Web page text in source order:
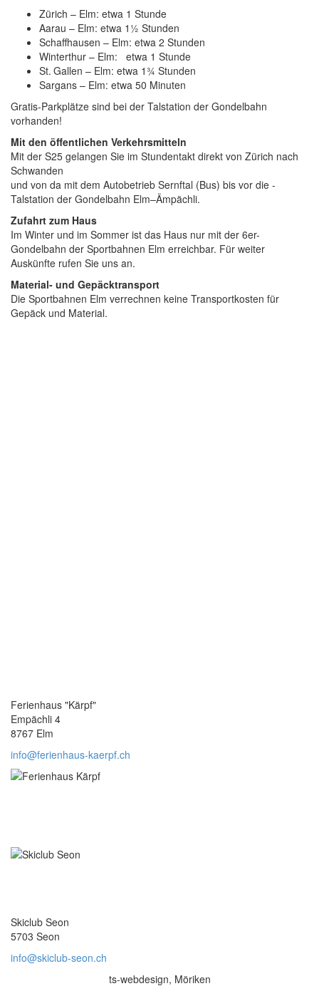
Zürich – Elm: etwa 1 Stunde
Aarau – Elm: etwa 1½ Stunden
Schaffhausen – Elm: etwa 2 Stunden
Winterthur – Elm: etwa 1 Stunde
St. Gallen – Elm: etwa 1¾ Stunden
Sargans – Elm: etwa 50 Minuten
Gratis-Parkplätze sind bei der Talstation der Gondelbahn
vorhanden!
Mit den öffentlichen Verkehrsmitteln
Mit der S25 gelangen Sie im Stundentakt direkt von Zürich nach
Schwanden
und von da mit dem Autobetrieb Sernftal (Bus) bis vor die ­
Talstation der Gondelbahn Elm–Ämpächli.
Zufahrt zum Haus
Im Winter und im Sommer ist das Haus nur mit der 6er-
Gondelbahn der Sportbahnen Elm erreichbar. Für weiter
Auskünfte rufen Sie uns an.
Material- und Gepäcktransport
Die Sportbahnen Elm verrechnen keine Transportkosten für
Gepäck und Material.
Ferienhaus "Kärpf"
Empächli 4
8767 Elm
info@ferienhaus-kaerpf.ch
Skiclub Seon
5703 Seon
info@skiclub-seon.ch
ts-webdesign, Möriken